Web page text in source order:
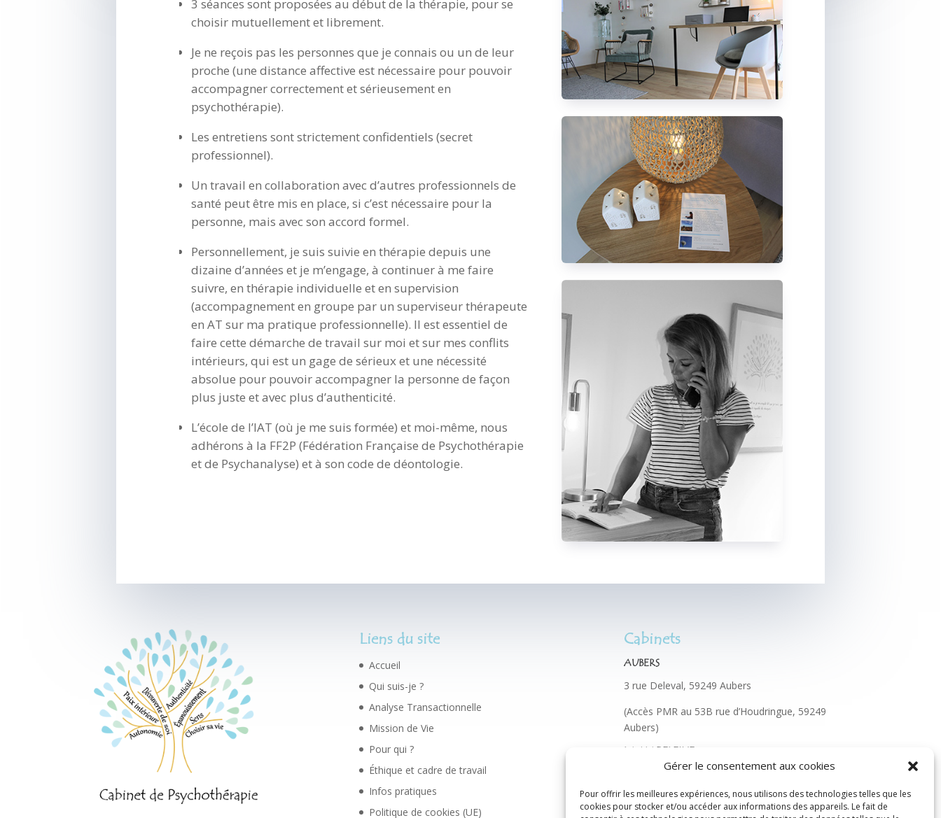
Gérer le consentement aux cookies
Pour offrir les meilleures expériences, nous utilisons des technologies telles que les
cookies pour stocker et/ou accéder aux informations des appareils. Le fait de
3 séances sont proposées au début de la thérapie, pour se
choisir mutuellement et librement.
Je ne reçois pas les personnes que je connais ou un de leur
proche (une distance affective est nécessaire pour pouvoir
accompagner correctement et sérieusement en
psychothérapie).
Les entretiens sont strictement confidentiels (secret
professionnel).
Un travail en collaboration avec d’autres professionnels de
santé peut être mis en place, si c’est nécessaire pour la
personne, mais avec son accord formel.
Personnellement, je suis suivie en thérapie depuis une
dizaine d’années et je m’engage, à continuer à me faire
suivre, en thérapie individuelle et en supervision
(accompagnement en groupe par un superviseur thérapeute
en AT sur ma pratique professionnelle). Il est essentiel de
faire cette démarche de travail sur moi et sur mes conflits
intérieurs, qui est un gage de sérieux et une nécessité
absolue pour pouvoir accompagner la personne de façon
plus juste et avec plus d’authenticité.
L’école de l’IAT (où je me suis formée) et moi-même, nous
adhérons à la FF2P (Fédération Française de Psychothérapie
et de Psychanalyse) et à son code de déontologie.
Liens du site
Accueil
Qui suis-je ?
Analyse Transactionnelle
Mission de Vie
Pour qui ?
Éthique et cadre de travail
Infos pratiques
Politique de cookies (UE)
Cabinets
AUBERS
3 rue Deleval, 59249 Aubers
(Accès PMR au 53B rue d’Houdringue, 59249
Aubers)
LA MADELEINE
33 rue de Paris, 59110 La Madeleine
Horaires d'ouverture